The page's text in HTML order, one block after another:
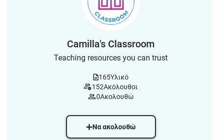
Camilla's Classroom
Teaching resources you can trust
165Υλικό
152Ακόλουθοι
0Ακολουθώ
Να ακολουθώ